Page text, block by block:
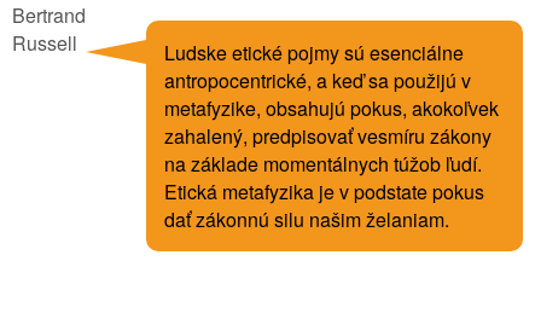
Bertrand
Russell
Ludske etické pojmy sú esenciálne
antropocentrické, a keď sa použijú v
metafyzike, obsahujú pokus, akokoľvek
zahalený, predpisovať vesmíru zákony
na základe momentálnych túžob ľudí.
Etická metafyzika je v podstate pokus
dať zákonnú silu našim želaniam.